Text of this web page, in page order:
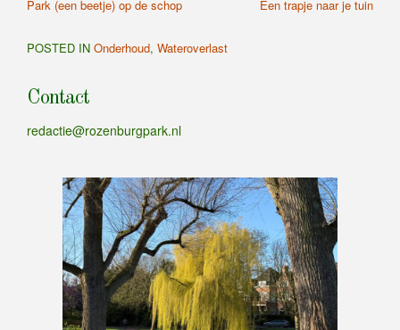
navigatie
Previous
Park (een beetje) op de schop
Next
Een trapje naar je tuin
POSTED IN Onderhoud, Wateroverlast
Contact
redactie@rozenburgpark.nl